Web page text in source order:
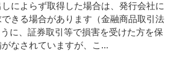
によらず取得した場合は、発行会社に
きる場合があります（金融商品取引法
に、証券取引等で損害を受けた方を保
なされていますが、こ...